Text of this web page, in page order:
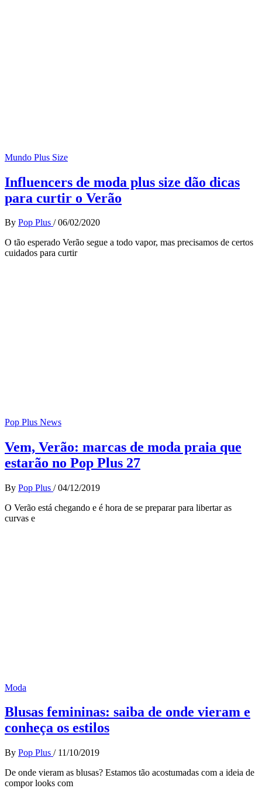
Mundo Plus Size
Influencers de moda plus size dão dicas
para curtir o Verão
By Pop Plus / 06/02/2020
O tão esperado Verão segue a todo vapor, mas precisamos de certos
cuidados para curtir
Pop Plus News
Vem, Verão: marcas de moda praia que
estarão no Pop Plus 27
By Pop Plus / 04/12/2019
O Verão está chegando e é hora de se preparar para libertar as
curvas e
Moda
Blusas femininas: saiba de onde vieram e
conheça os estilos
By Pop Plus / 11/10/2019
De onde vieram as blusas? Estamos tão acostumadas com a ideia de
compor looks com